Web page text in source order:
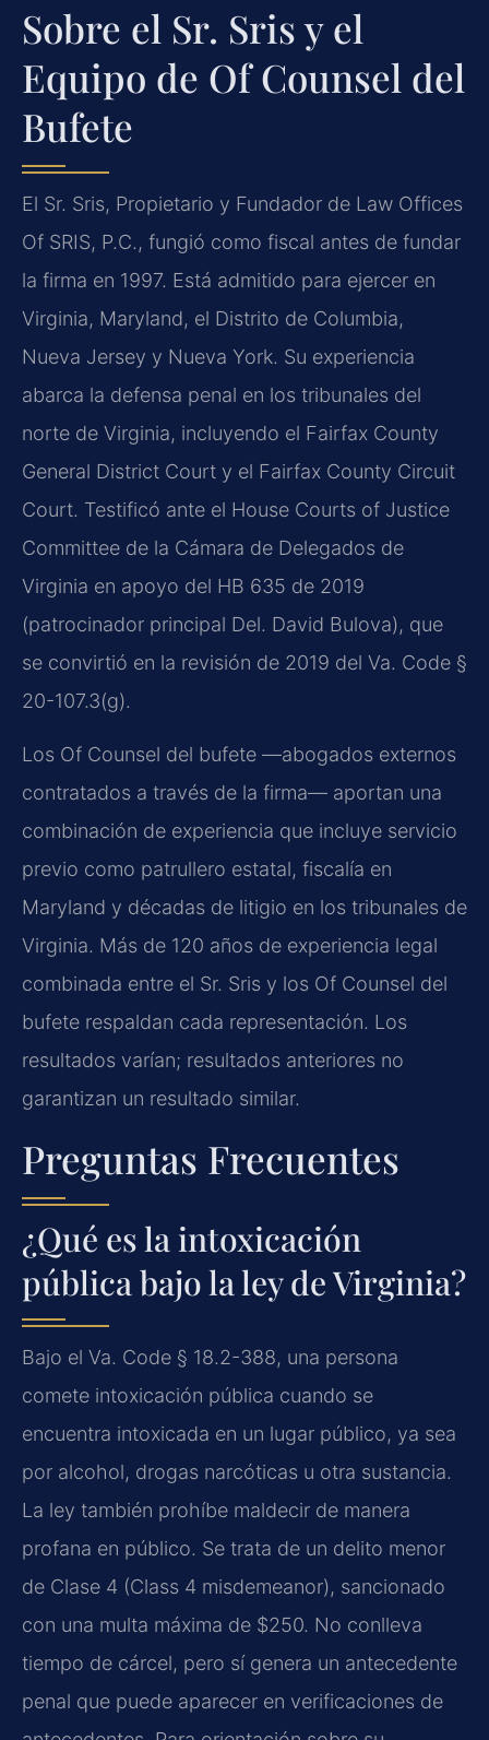
Sobre el Sr. Sris y el
Equipo de Of Counsel del
Bufete
El Sr. Sris, Propietario y Fundador de Law Offices
Of SRIS, P.C., fungió como fiscal antes de fundar
la firma en 1997. Está admitido para ejercer en
Virginia, Maryland, el Distrito de Columbia,
Nueva Jersey y Nueva York. Su experiencia
abarca la defensa penal en los tribunales del
norte de Virginia, incluyendo el Fairfax County
General District Court y el Fairfax County Circuit
Court. Testificó ante el House Courts of Justice
Committee de la Cámara de Delegados de
Virginia en apoyo del HB 635 de 2019
(patrocinador principal Del. David Bulova), que
se convirtió en la revisión de 2019 del Va. Code §
20-107.3(g).
Los Of Counsel del bufete —abogados externos
contratados a través de la firma— aportan una
combinación de experiencia que incluye servicio
previo como patrullero estatal, fiscalía en
Maryland y décadas de litigio en los tribunales de
Virginia. Más de 120 años de experiencia legal
combinada entre el Sr. Sris y los Of Counsel del
bufete respaldan cada representación. Los
resultados varían; resultados anteriores no
garantizan un resultado similar.
Preguntas Frecuentes
¿Qué es la intoxicación
pública bajo la ley de Virginia?
Bajo el Va. Code § 18.2-388, una persona
comete intoxicación pública cuando se
encuentra intoxicada en un lugar público, ya sea
por alcohol, drogas narcóticas u otra sustancia.
La ley también prohíbe maldecir de manera
profana en público. Se trata de un delito menor
de Clase 4 (Class 4 misdemeanor), sancionado
con una multa máxima de $250. No conlleva
tiempo de cárcel, pero sí genera un antecedente
penal que puede aparecer en verificaciones de